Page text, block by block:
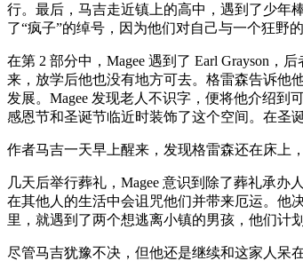
行。最后，马吉走近镇上的高中，遇到了少年
了“疯子”的绰号，因为他们对自己与一个狂野
在第 2 部分中，Magee 遇到了 Earl Grayson，
来，放学后他也没有地方可去。格雷森告诉他
发展。Magee 发现老人不识字，便将他介绍到
感恩节和圣诞节临近时装饰了这个空间。在圣
作者马吉一天早上醒来，发现格雷森还在床上
几天后举行葬礼，Magee 意识到除了葬礼承办
在其他人的生活中会诅咒他们并带来厄运。他
里，就遇到了两个想逃离小镇的男孩，他们计
尽管马吉犹豫不决，但他还是继续和这家人呆